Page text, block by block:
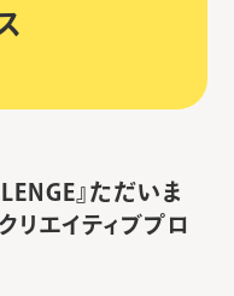
』ただいま
リエイティブプロ